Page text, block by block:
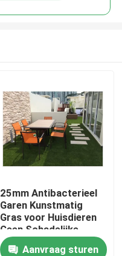
25mm Antibacterieel
Garen Kunstmatig
Gras voor Huisdieren
Geen Schadelijke
Dichtheid 11000
Aanvraag sturen